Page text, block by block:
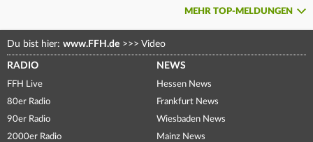
MEHR TOP-MELDUNGEN
Du bist hier: www.FFH.de >>> Video
RADIO
FFH Live
80er Radio
90er Radio
2000er Radio
NEWS
Hessen News
Frankfurt News
Wiesbaden News
Mainz News